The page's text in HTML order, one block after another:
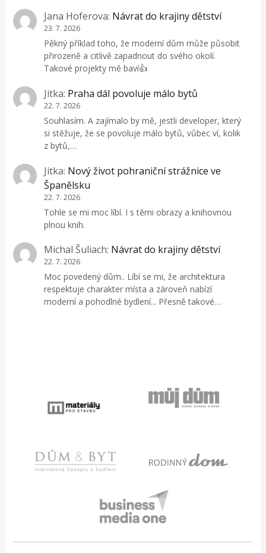
Jana Hoferova: Návrat do krajiny dětství
23. 7. 2026
Pěkný příklad toho, že moderní dům může působit
přirozeně a citlivě zapadnout do svého okolí.
Takové projekty mě baví👍
Jitka: Praha dál povoluje málo bytů
22. 7. 2026
Souhlasím. A zajímalo by mě, jestli developer, který
si stěžuje, že se povoluje málo bytů, vůbec ví, kolik
z bytů,…
Jitka: Nový život pohraniční strážnice ve
Španělsku
22. 7. 2026
Tohle se mi moc líbí. I s těmi obrazy a knihovnou
plnou knih.
Michal Šuliach: Návrat do krajiny dětství
22. 7. 2026
Moc povedený dům.. Líbí se mi, že architektura
respektuje charakter místa a zároveň nabízí
moderní a pohodlné bydlení... Přesně takové…